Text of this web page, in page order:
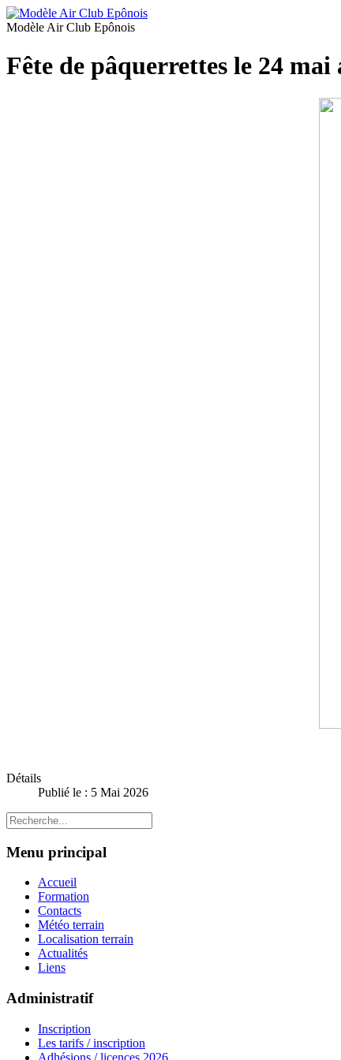
Modèle Air Club Epônois
Fête de pâquerrettes le 24
Détails
Publié le : 5 Mai 2026
Menu principal
Accueil
Formation
Contacts
Météo terrain
Localisation terrain
Actualités
Liens
Administratif
Inscription
Les tarifs / inscription
Adhésions / licences 2026